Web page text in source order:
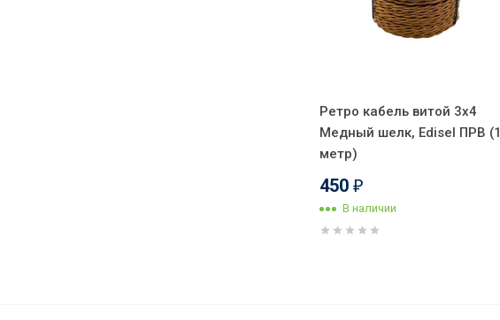
Ретро кабель витой 3x4
Медный шелк, Edisel ПРВ (1
метр)
450 ₽
В наличии